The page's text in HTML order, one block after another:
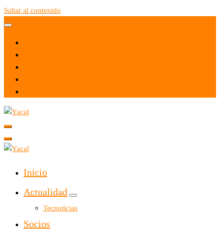
Saltar al contenido
Yacal micro hosting
Inicio
Actualidad
Tecnoticias
Socios